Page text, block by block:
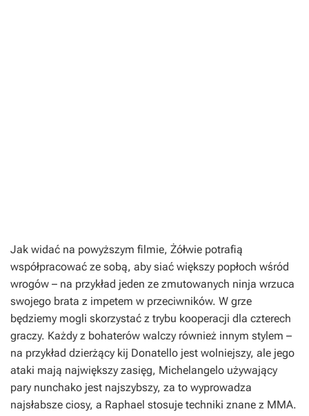
Jak widać na powyższym filmie, Żółwie potrafią
współpracować ze sobą, aby siać większy popłoch wśród
wrogów – na przykład jeden ze zmutowanych ninja wrzuca
swojego brata z impetem w przeciwników. W grze
będziemy mogli skorzystać z trybu kooperacji dla czterech
graczy. Każdy z bohaterów walczy również innym stylem –
na przykład dzierżący kij Donatello jest wolniejszy, ale jego
ataki mają największy zasięg, Michelangelo używający
pary nunchako jest najszybszy, za to wyprowadza
najsłabsze ciosy, a Raphael stosuje techniki znane z MMA.